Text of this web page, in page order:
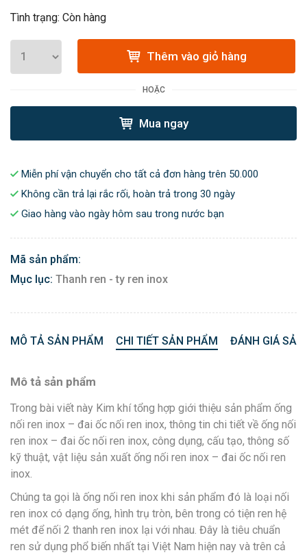
Tình trạng: Còn hàng
Thêm vào giỏ hàng
HOẶC
Mua ngay
Miễn phí vận chuyển cho tất cả đơn hàng trên 50.000
Không cần trả lại rắc rối, hoàn trả trong 30 ngày
Giao hàng vào ngày hôm sau trong nước bạn
Mã sản phẩm:
Mục lục: Thanh ren - ty ren inox
MÔ TẢ SẢN PHẨM CHI TIẾT SẢN PHẨM ĐÁNH GIÁ
Mô tả sản phẩm
Trong bài viết này Kim khí tổng hợp giới thiệu sản phẩm ống
nối ren inox – đai ốc nối ren inox, thông tin chi tiết về ống nối
ren inox – đai ốc nối ren inox, công dụng, cấu tạo, thông số
kỹ thuật, vật liệu sản xuất ống nối ren inox – đai ốc nối ren
inox.
Chúng ta gọi là ống nối ren inox khi sản phẩm đó là loại nối
ren inox có dạng ống, hình trụ tròn, bên trong có tiện ren hệ
mét để nối 2 thanh ren inox lại với nhau. Đây là tiêu chuẩn
ren sử dụng phổ biến nhất tại Việt Nam hiện nay và trên cả